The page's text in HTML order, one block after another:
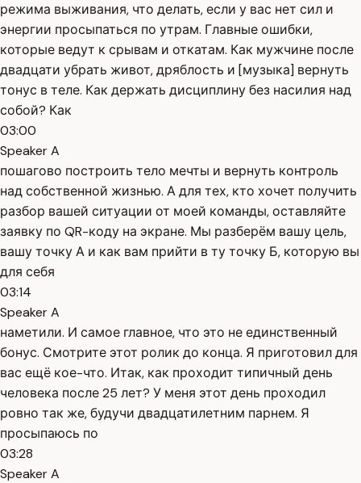
режима выживания, что делать, если у вас нет сил и
энергии просыпаться по утрам. Главные ошибки,
которые ведут к срывам и откатам. Как мужчине после
двадцати убрать живот, дряблость и [музыка] вернуть
тонус в теле. Как держать дисциплину без насилия над
собой? Как
03:00
Speaker A
пошагово построить тело мечты и вернуть контроль
над собственной жизнью. А для тех, кто хочет получить
разбор вашей ситуации от моей команды, оставляйте
заявку по QR-коду на экране. Мы разберём вашу цель,
вашу точку А и как вам прийти в ту точку Б, которую вы
для себя
03:14
Speaker A
наметили. И самое главное, что это не единственный
бонус. Смотрите этот ролик до конца. Я приготовил для
вас ещё кое-что. Итак, как проходит типичный день
человека после 25 лет? У меня этот день проходил
ровно так же, будучи двадцатилетним парнем. Я
просыпаюсь по
03:28
Speaker A